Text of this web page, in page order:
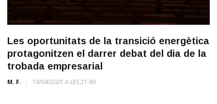
Les oportunitats de la transició energètica
protagonitzen el darrer debat del dia de la
trobada empresarial
M. F. 19/04/2021 A LES 21:49